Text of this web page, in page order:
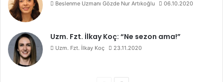
Beslenme Uzmanı Gözde Nur Artıkoğlu 06.10.2020
Uzm. Fzt. İlkay Koç: “Ne sezon ama!”
Uzm. Fzt. İlkay Koç 23.11.2020